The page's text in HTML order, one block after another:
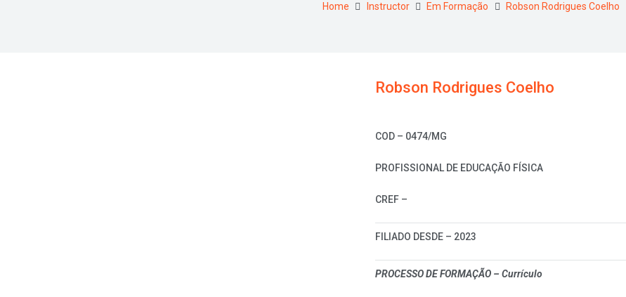
Home Instructor Em Formação Robson Rodrigues Coelho
Robson Rodrigues Coelho
COD – 0474/MG
PROFISSIONAL DE EDUCAÇÃO FÍSICA
CREF –
FILIADO DESDE – 2023
PROCESSO DE FORMAÇÃO – Currículo